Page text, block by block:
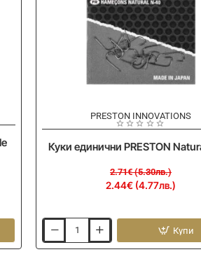
PRESTON INNOVATIONS
Куки единични PRESTON
2.44€ (4.77лв.)
2.71€ (5.30лв.)
единични
Купи